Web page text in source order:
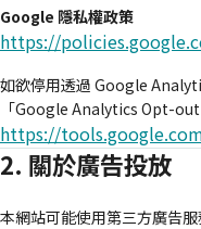
Google 隱私權政策
https://
如欲停用透過 Google
「Google Analytics Opt-out
https://
2. 關於廣告投放
本網站可能使用第三方廣告服